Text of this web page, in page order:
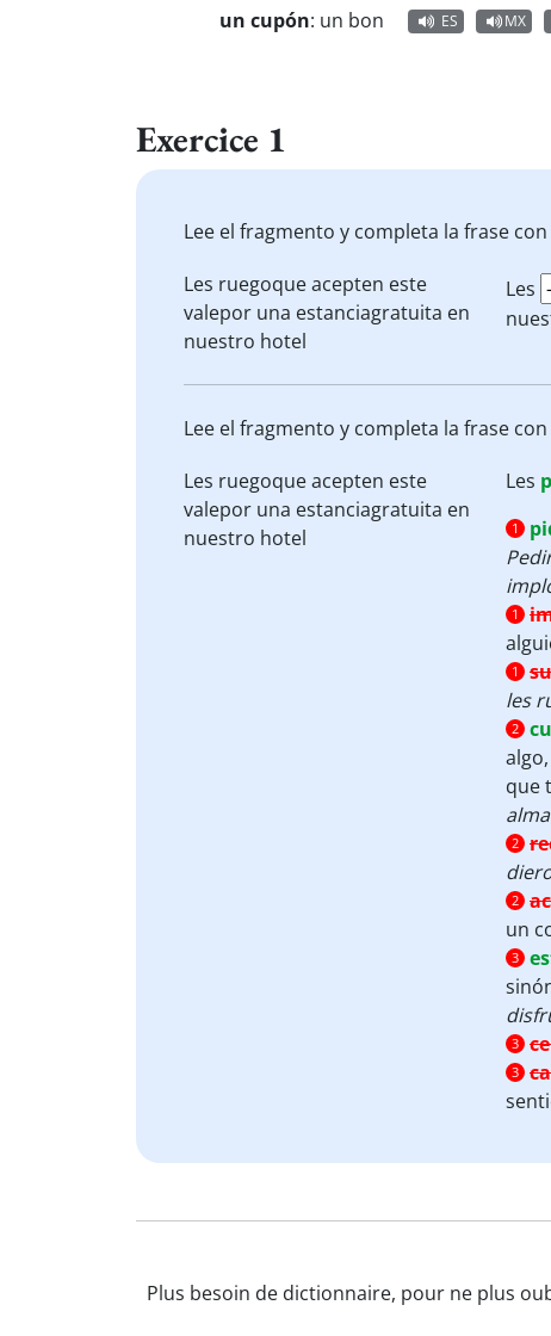
un cupón: un bon ES MX
Exercice 1
Lee el fragmento y completa la frase
Les ruegoque acepten este
valepor una estanciagratuita en
nuestro hotel
Les
Lee el fragmento y completa la frase
Les ruegoque acepten este
valepor una estanciagratuita en
nuestro hotel
Les
1
1
1
les
2
que
2
2
un
3
3
3
Plus besoin de dictionnaire, pour ne plus